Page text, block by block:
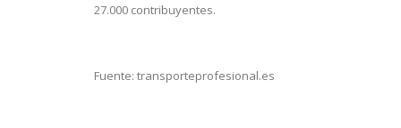
27.000 contribuyentes.
Fuente: transporteprofesional.es